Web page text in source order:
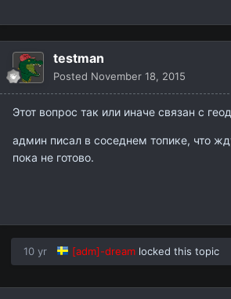
testman
Posted November 18, 2015
Этот вопрос так или иначе связан с
админ писал в соседнем топике, что
пока не готово.
10 yr [adm]-dream locked this topic